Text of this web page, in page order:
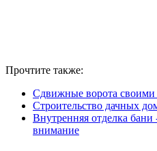
Прочтите также:
Сдвижные ворота своими
Строительство дачных
Внутренняя отделка бани
внимание